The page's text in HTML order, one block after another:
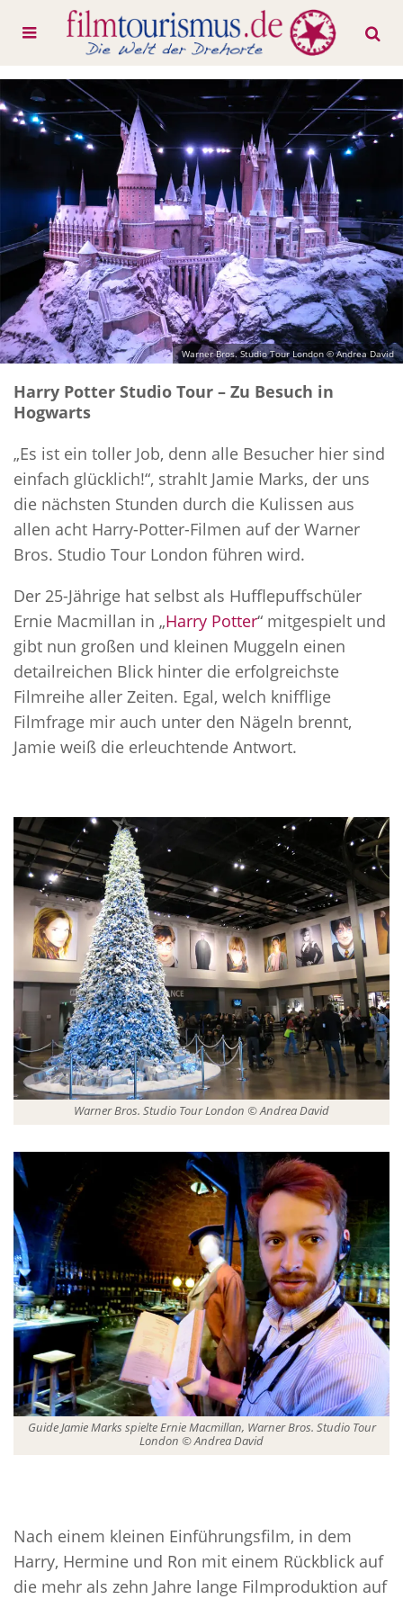
Warner Bros. Studio Tour London © Andrea David
Harry Potter Studio Tour – Zu Besuch in
Hogwarts
„Es ist ein toller Job, denn alle Besucher hier sind
einfach glücklich!“, strahlt Jamie Marks, der uns
die nächsten Stunden durch die Kulissen aus
allen acht Harry-Potter-Filmen auf der Warner
Bros. Studio Tour London führen wird.
Der 25-Jährige hat selbst als Hufflepuffschüler
Ernie Macmillan in „Harry Potter“ mitgespielt und
gibt nun großen und kleinen Muggeln einen
detailreichen Blick hinter die erfolgreichste
Filmreihe aller Zeiten. Egal, welch knifflige
Filmfrage mir auch unter den Nägeln brennt,
Jamie weiß die erleuchtende Antwort.
Warner Bros. Studio Tour London © Andrea David
Guide Jamie Marks spielte Ernie Macmillan, Warner Bros. Studio Tour
London © Andrea David
Nach einem kleinen Einführungsfilm, in dem
Harry, Hermine und Ron mit einem Rückblick auf
die mehr als zehn Jahre lange Filmproduktion auf